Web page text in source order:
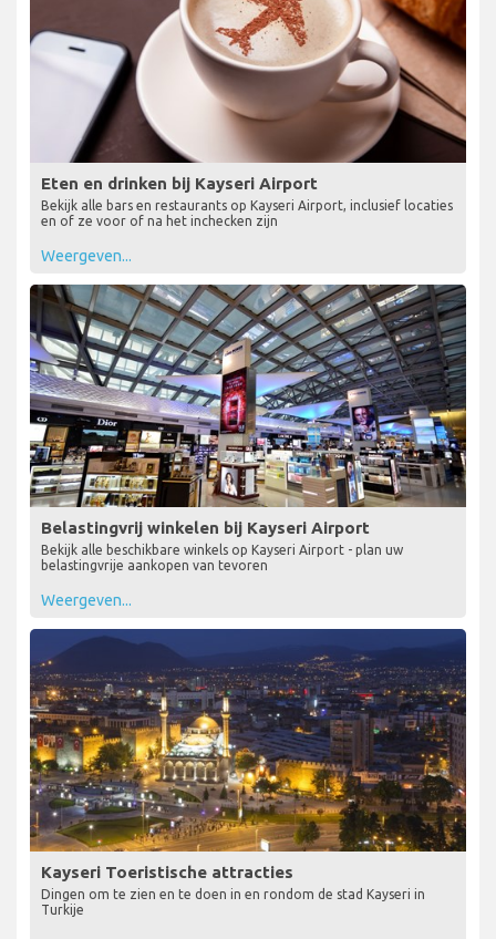
Eten en drinken bij Kayseri Airport
Bekijk alle bars en restaurants op Kayseri Airport, inclusief locaties
en of ze voor of na het inchecken zijn
Weergeven...
Belastingvrij winkelen bij Kayseri Airport
Bekijk alle beschikbare winkels op Kayseri Airport - plan uw
belastingvrije aankopen van tevoren
Weergeven...
Kayseri Toeristische attracties
Dingen om te zien en te doen in en rondom de stad Kayseri in
Turkije